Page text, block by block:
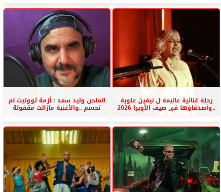
رحلة غنائية عاليمة ل نيفين علوبة
..وأصدقاؤها فى صيف الأوبرا 2026
الملحن وليد سعد : أزمة تووليت لم
تحسم ..والأغنية مازالت مقفولة